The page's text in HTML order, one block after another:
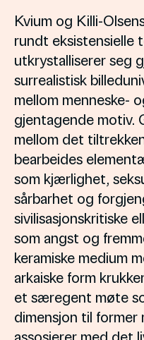
Kvium og Killi-
rundt eksistensielle
utkrystalliserer seg
surrealistisk
mellom menneske-
gjentagende motiv.
mellom det
bearbeides
som kjærlighet,
sårbarhet og
sivilisasjonskritiske
som angst og
keramiske medium
arkaiske form
et særegent møte
dimensjon til